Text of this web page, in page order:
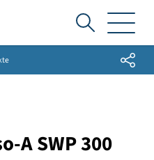
Ich
suche...Share
A SWP 300